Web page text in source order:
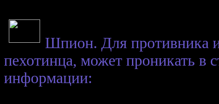
Шпион. Для противника
пехотинца, может проникать в
информации: